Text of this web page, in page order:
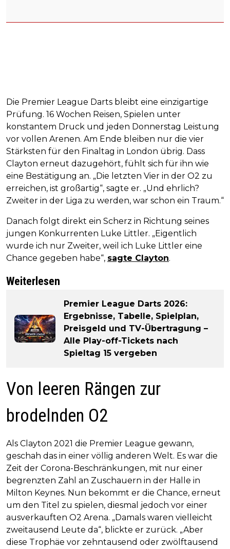
Die Premier League Darts bleibt eine einzigartige
Prüfung. 16 Wochen Reisen, Spielen unter
konstantem Druck und jeden Donnerstag Leistung
vor vollen Arenen. Am Ende bleiben nur die vier
Stärksten für den Finaltag in London übrig. Dass
Clayton erneut dazugehört, fühlt sich für ihn wie
eine Bestätigung an. „Die letzten Vier in der O2 zu
erreichen, ist großartig“, sagte er. „Und ehrlich?
Zweiter in der Liga zu werden, war schon ein Traum.“
Danach folgt direkt ein Scherz in Richtung seines
jungen Konkurrenten Luke Littler. „Eigentlich
wurde ich nur Zweiter, weil ich Luke Littler eine
Chance gegeben habe“, sagte Clayton.
Weiterlesen
Premier League Darts 2026:
Ergebnisse, Tabelle, Spielplan,
Preisgeld und TV-Übertragung –
Alle Play-off-Tickets nach
Spieltag 15 vergeben
Von leeren Rängen zur
brodelnden O2
Als Clayton 2021 die Premier League gewann,
geschah das in einer völlig anderen Welt. Es war die
Zeit der Corona-Beschränkungen, mit nur einer
begrenzten Zahl an Zuschauern in der Halle in
Milton Keynes. Nun bekommt er die Chance, erneut
um den Titel zu spielen, diesmal jedoch vor einer
ausverkauften O2 Arena. „Damals waren vielleicht
zweitausend Leute da“, blickte er zurück. „Aber
diese Trophäe vor zehntausend oder zwölftausend